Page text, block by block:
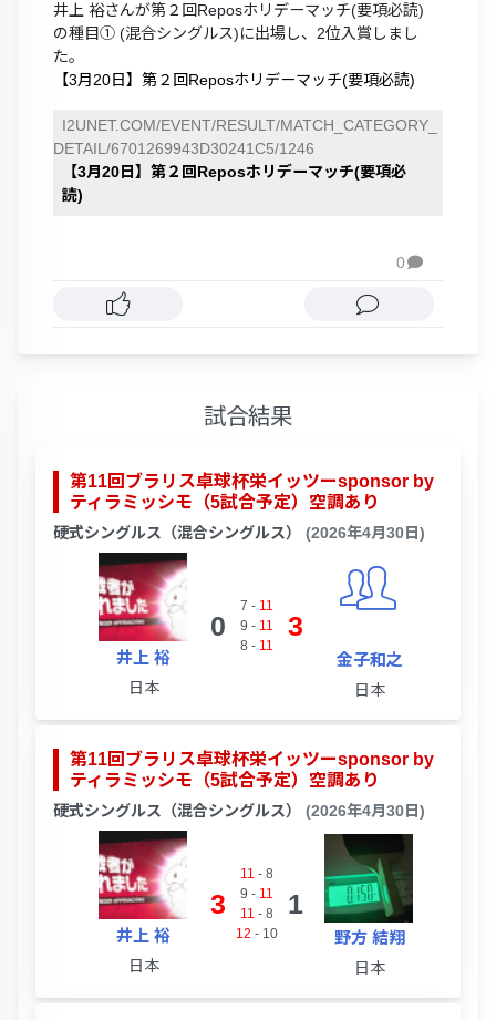
井上 裕さんが第２回Reposホリデーマッチ(要項必読)
の種目① (混合シングルス)に出場し、2位入賞しまし
た。
【3月20日】第２回Reposホリデーマッチ(要項必読)
I2UNET.COM/EVENT/RESULT/MATCH_CATEGORY_
DETAIL/6701269943D30241C5/1246
【3月20日】第２回Reposホリデーマッチ(要項必
読)
0
試合結果
第11回ブラリス卓球杯栄イッツーsponsor by
ティラミッシモ（5試合予定）空調あり
硬式シングルス（混合シングルス） (2026年4月30日)
井上 裕
日本
0
7 - 11
9 - 11
8 - 11
3
金子和之
日本
第11回ブラリス卓球杯栄イッツーsponsor by
ティラミッシモ（5試合予定）空調あり
硬式シングルス（混合シングルス） (2026年4月30日)
井上 裕
日本
3
11 - 8
9 - 11
11 - 8
12 - 10
1
野方 結翔
日本